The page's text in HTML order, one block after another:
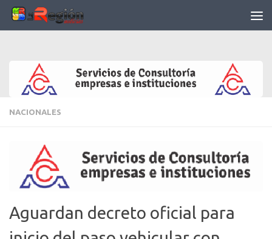
Saltar al contenido
NACIONALES
Aguardan decreto oficial para